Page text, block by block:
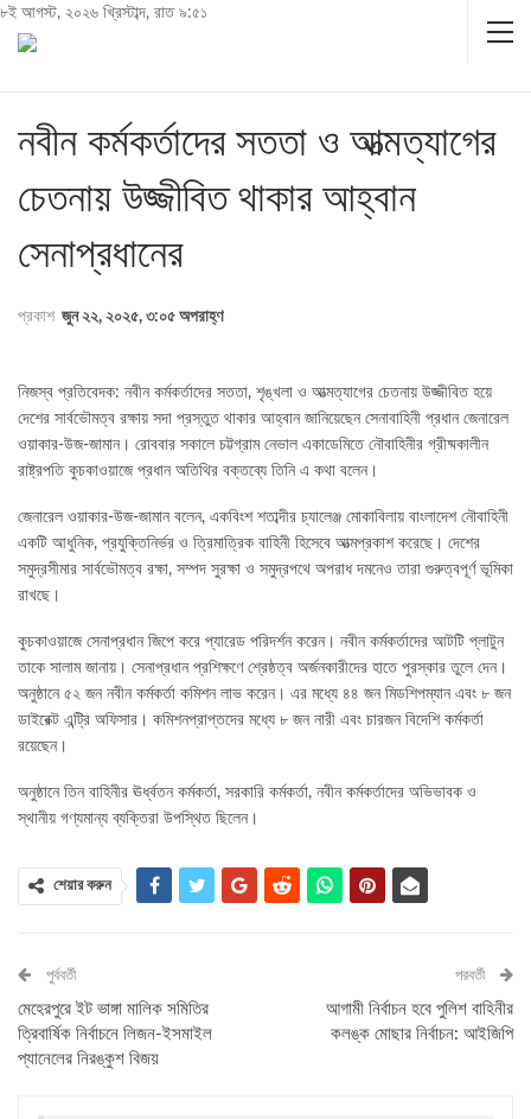
৮ই আগস্ট, ২০২৬ খ্রিস্টাব্দ, রাত ৯:৫১
নবীন কর্মকর্তাদের সততা ও আত্মত্যাগের
চেতনায় উজ্জীবিত থাকার আহ্বান
সেনাপ্রধানের
প্রকাশ জুন ২২, ২০২৫, ৩:০৫ অপরাহ্ণ
নিজস্ব প্রতিবেদক: নবীন কর্মকর্তাদের সততা, শৃঙ্খলা ও আত্মত্যাগের চেতনায় উজ্জীবিত হয়ে
দেশের সার্বভৌমত্ব রক্ষায় সদা প্রস্তুত থাকার আহ্বান জানিয়েছেন সেনাবাহিনী প্রধান জেনারেল
ওয়াকার-উজ-জামান। রোববার সকালে চট্টগ্রাম নেভাল একাডেমিতে নৌবাহিনীর গ্রীষ্মকালীন
রাষ্ট্রপতি কুচকাওয়াজে প্রধান অতিথির বক্তব্যে তিনি এ কথা বলেন।
জেনারেল ওয়াকার-উজ-জামান বলেন, একবিংশ শতাব্দীর চ্যালেঞ্জ মোকাবিলায় বাংলাদেশ নৌবাহিনী
একটি আধুনিক, প্রযুক্তিনির্ভর ও ত্রিমাত্রিক বাহিনী হিসেবে আত্মপ্রকাশ করেছে। দেশের
সমুদ্রসীমার সার্বভৌমত্ব রক্ষা, সম্পদ সুরক্ষা ও সমুদ্রপথে অপরাধ দমনেও তারা গুরুত্বপূর্ণ ভূমিকা
রাখছে।
কুচকাওয়াজে সেনাপ্রধান জিপে করে প্যারেড পরিদর্শন করেন। নবীন কর্মকর্তাদের আটটি প্লাটুন
তাকে সালাম জানায়। সেনাপ্রধান প্রশিক্ষণে শ্রেষ্ঠত্ব অর্জনকারীদের হাতে পুরস্কার তুলে দেন।
অনুষ্ঠানে ৫২ জন নবীন কর্মকর্তা কমিশন লাভ করেন। এর মধ্যে ৪৪ জন মিডশিপম্যান এবং ৮ জন
ডাইরেক্ট এন্ট্রি অফিসার। কমিশনপ্রাপ্তদের মধ্যে ৮ জন নারী এবং চারজন বিদেশি কর্মকর্তা
রয়েছেন।
অনুষ্ঠানে তিন বাহিনীর ঊর্ধ্বতন কর্মকর্তা, সরকারি কর্মকর্তা, নবীন কর্মকর্তাদের অভিভাবক ও
স্থানীয় গণ্যমান্য ব্যক্তিরা উপস্থিত ছিলেন।
শেয়ার করুন
পুর্ববর্তী
মেহেরপুরে ইট ভাঙ্গা মালিক সমিতির
ত্রিবার্ষিক নির্বাচনে লিজন-ইসমাইল
প্যানেলের নিরঙ্কুশ বিজয়
পরবর্তী
আগামী নির্বাচন হবে পুলিশ বাহিনীর
কলঙ্ক মোছার নির্বাচন: আইজিপি